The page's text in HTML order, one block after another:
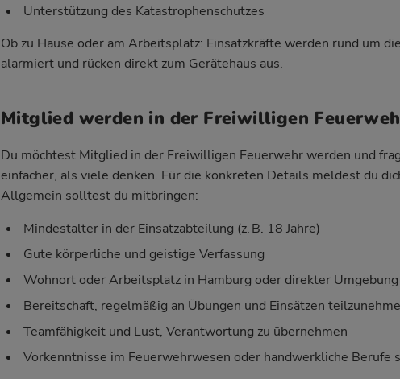
Unterstützung des Katastrophenschutzes
Ob zu Hause oder am Arbeitsplatz: Einsatzkräfte werden rund um
alarmiert und rücken direkt zum Gerätehaus aus.
Mitglied werden in der Freiwilligen
Du möchtest Mitglied in der Freiwilligen Feuerwehr werden und
einfacher, als viele denken. Für die konkreten Details meldest du
Allgemein solltest du mitbringen:
Mindestalter in der Einsatzabteilung (z. B. 18 Jahre)
Gute körperliche und geistige Verfassung
Wohnort oder Arbeitsplatz in Hamburg oder direkter Umgebung
Bereitschaft, regelmäßig an Übungen und Einsätzen
Teamfähigkeit und Lust, Verantwortung zu übernehmen
Vorkenntnisse im Feuerwehrwesen oder handwerkliche Berufe